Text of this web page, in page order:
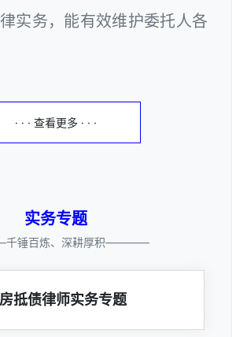
实务，能有效维护委托人各
· · · 查看更多 · · ·
实务专题
锤百炼、深耕厚积————
抵债律师实务专题